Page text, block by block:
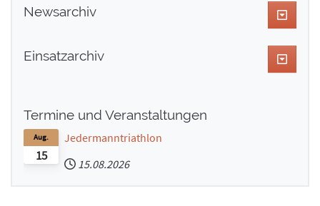
Newsarchiv
Einsatzarchiv
Termine und Veranstaltungen
15
Aug.
Jedermanntriathlon
15.08.2026